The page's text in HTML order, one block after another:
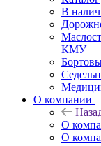
В
КМУ
О компании
О
О